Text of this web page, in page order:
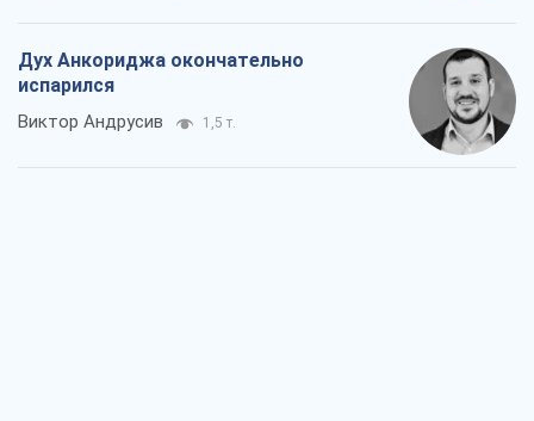
Дух Анкориджа окончательно
испарился
Виктор Андрусив 1,5 т.